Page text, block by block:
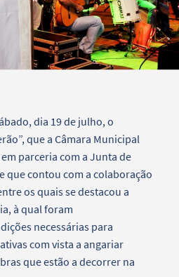
dia 19 de julho, o
que a Câmara Municipal
parceria com a Junta de
que contou com a colaboração
os quais se destacou a
à qual foram
necessárias para
com vista a angariar
que estão a decorrer na